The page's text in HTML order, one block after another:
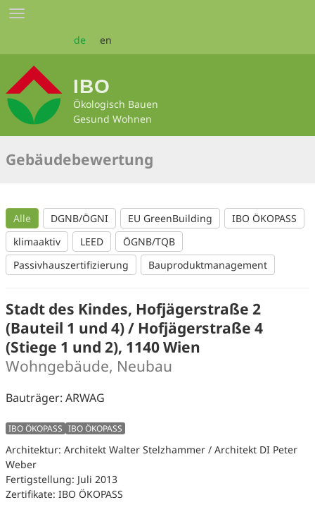
Zum
Seiteninhalt
Toggle
de en
IBO
Ökologisch Bauen
Gesund Wohnen
Gebäudebewertung
Alle DGNB/ÖGNI EU GreenBuilding
IBO ÖKOPASS
klimaaktiv
LEED
ÖGNB/TQB
Passivhauszertifizierung
Bauproduktmanagement
Stadt des Kindes, Hofjägerstraße 2
(Bauteil 1 und 4) / Hofjägerstraße 4
(Stiege 1 und 2), 1140 Wien
Wohngebäude, Neubau
Bauträger: ARWAG
IBO ÖKOPASS IBO ÖKOPASS
Architektur: Architekt Walter Stelzhammer / Architekt DI Peter
Weber
Fertigstellung: Juli 2013
Zertifikate: IBO ÖKOPASS